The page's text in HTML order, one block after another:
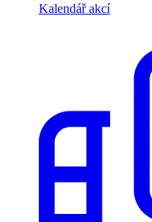
Kalendář akcí